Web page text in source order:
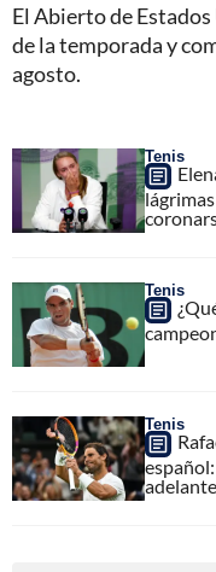
El Abierto de
de la temporada y
agosto.
Tenis
Tenis
Tenis